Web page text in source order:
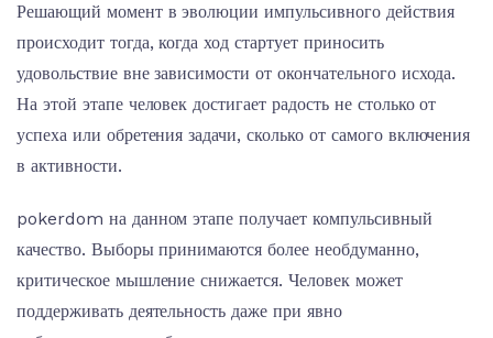
Решающий момент в эволюции импульсивного действия
происходит тогда, когда ход стартует приносить
удовольствие вне зависимости от окончательного исхода.
На этой этапе человек достигает радость не столько от
успеха или обретения задачи, сколько от самого включения
в активности.
pokerdom на данном этапе получает компульсивный
качество. Выборы принимаются более необдуманно,
критическое мышление снижается. Человек может
поддерживать деятельность даже при явно